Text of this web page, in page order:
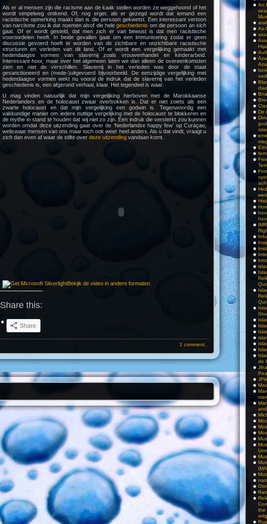
An
As-
De
de
Als er al mensen zijn die racisme aan de kaak stellen worden ze weggehoond of het
wordt simpelweg ontkend. Of, nog erger, als er gezegd wordt dat iemand een
racistische opmerking maakt dan is die persoon gekwetst. Een interessant vertoon
van narcisme zou ik dat noemen alsof die helegeschiedenis om die persoon an sich
gaat. Of er wordt gesteld, dat men zich er van bewust is dat men racistische
vooroordelen heeft. In beide gevallen gaat om een immunisering zodat er geen
discussie gevoerd hoeft te worden van de zichtbare en onzichtbare racistische
structuren en verleden van dit land. Of er wordt een vergelijking gemaakt met
hedendaagse vormen van slavernij zoals vrouwenhandel en kinderarbeid.
Interessant hoor, maar over het algemeen laten we dan alleen de overeenkomsten
zien en niet de verschillen. Slavernij in het verleden was door de staat
gesanctioneerd en (mede-)uitgevoerd bijvoorbeeld. De eenzijdige vergelijking met
hedendaagse vormen wekt nu vooral de indruk dat de slavernij van het verleden
geschiedenis is, een afgerond verhaal, klaar. Het tegendeel is waar.
U mag vinden natuurlijk dat mijn vergelijking hierboven met de Marokkaanse
Nederlanders en de holocaust zwaar overtrokken is. Dat er niet zoiets als een
zwarte holocaust en dat mijn vergelijking een godwin is. Tegenwoordig een
vakkundige manier om iedere nuttige vergelijking met de holocaust te blokkeren en
de mythe in stand te houden dat wij niet zo zijn. Een indruk die versterkt zou kunnen
worden omdat deze uitzending gaat over de ‘Nederlandse happy few’ op Curaçao;
weliswaar mensen van ons maar toch ook weer heel anders. Als u dat vindt, vraagt u
zich dan even af waar de stilte over deze uitzending vandaan komt.
Bekijk de video in andere formaten.
Share this:
Share
1 comment.